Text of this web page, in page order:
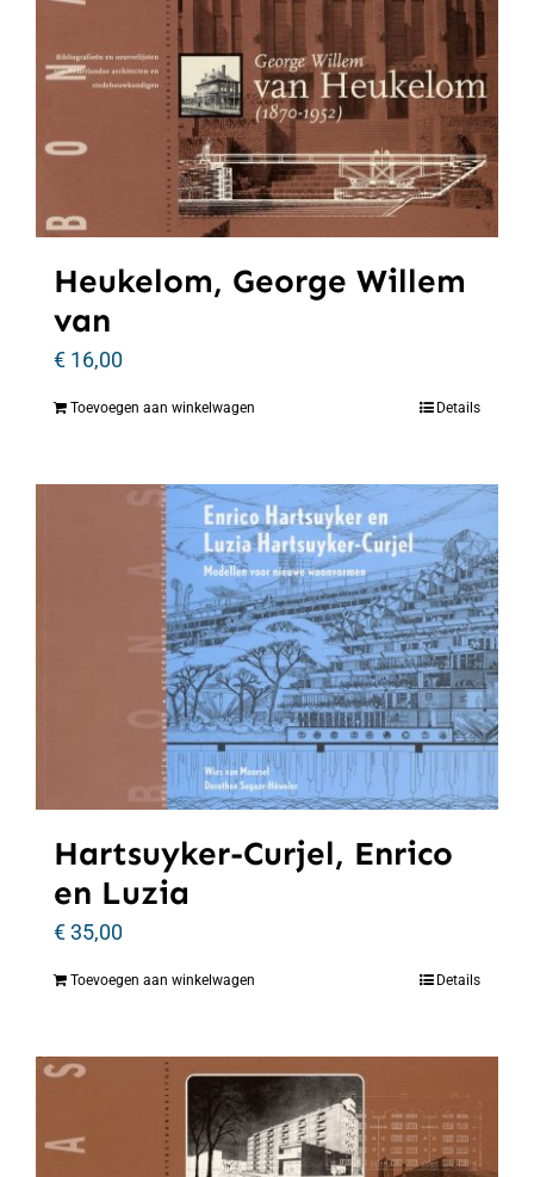
Heukelom, George Willem
van
€ 16,00
Toevoegen aan winkelwagen Details
Hartsuyker-Curjel, Enrico
en Luzia
€35,00
Toevoegen aan winkelwagen Details